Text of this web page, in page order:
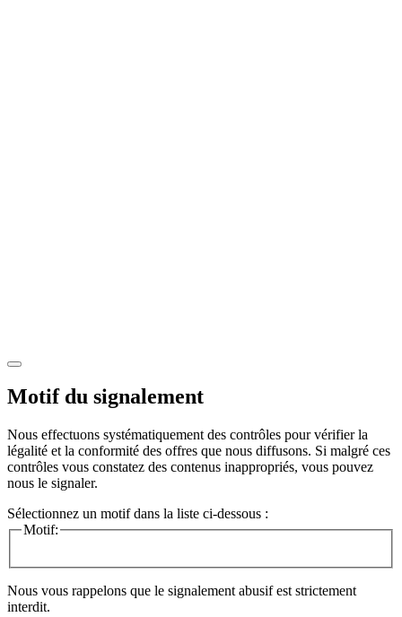
Motif du signalement
Nous effectuons systématiquement des contrôles pour vérifier la
légalité et la conformité des offres que nous diffusons. Si malgré ces
contrôles vous constatez des contenus inappropriés, vous pouvez
nous le signaler.
Sélectionnez un motif dans la liste ci-dessous :
Motif:
Nous vous rappelons que le signalement abusif est strictement
interdit.